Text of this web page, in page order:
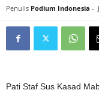
Penulis Podium Indonesia -
Pati Staf Sus Kasad